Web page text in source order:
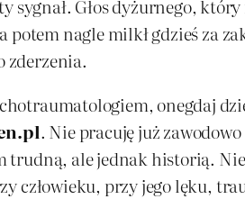
sygnał. Głos dyżurnego,
potem nagle milkł gdzieś za
zderzenia.
onegdaj
. Nie pracuję już
trudną, ale jednak historią.
człowieku, przy jego lęku,